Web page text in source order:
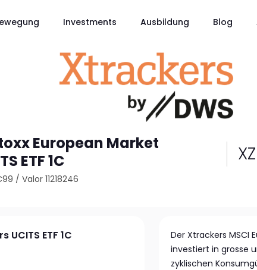
Investments Ausbildung Blog
European Market
ETF 1C
/Valor 11218246
ETF 1C
Der Xtrackers MSCI
investiert in grosse
zyklischen